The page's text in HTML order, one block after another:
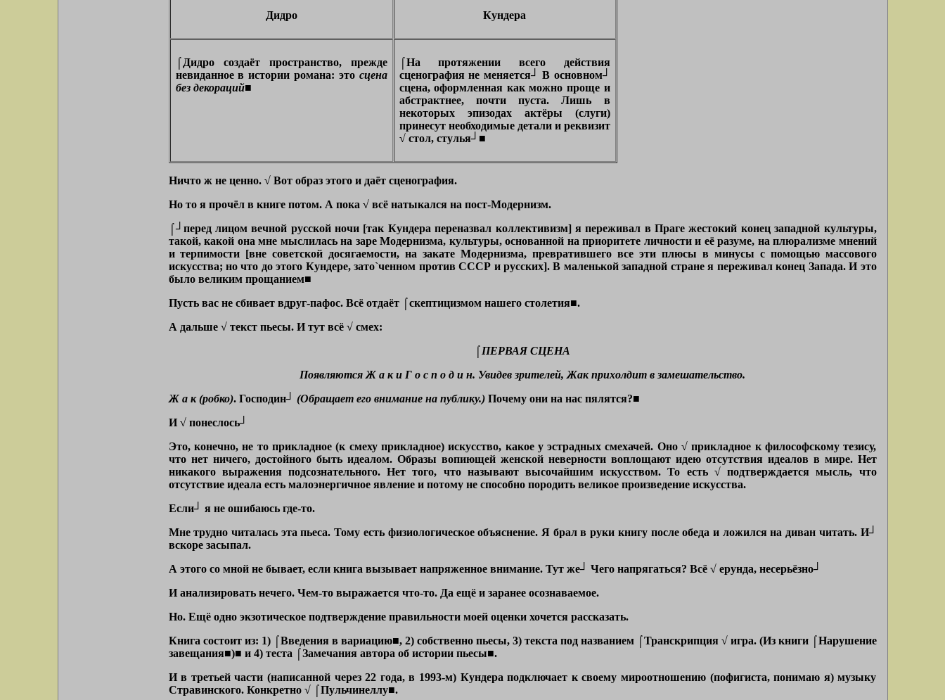
Дидро Кундера
⌠Дидро создаёт пространство, прежде
невиданное в истории романа: это сцена
без декораций■
⌠На протяжении всего действия
сценография не меняется┘ В основном┘
сцена, оформленная как можно проще и
абстрактнее, почти пуста. Лишь в
некоторых эпизодах актёры (слуги)
принесут необходимые детали и реквизит
√ стол, стулья┘■
Ничто ж не ценно. √ Вот образ этого и даёт сценография.
Но то я прочёл в книге потом. А пока √ всё натыкался на пост-Модернизм.
⌠┘перед лицом вечной русской ночи [так Кундера переназвал коллективизм]я переживал в Праге жестокий конец западной культуры,
такой, какой она мне мыслилась на заре Модернизма, культуры, основанной на приоритете личности и её разуме, на плюрализме мнений
и терпимости [вне советской досягаемости, на закате Модернизма, превратившего все эти плюсы в минусы с помощью массового
искусства; но что до этого Кундере, зато`ченном против СССР и русских]. В маленькой западной стране я переживал конец Запада. И это
было великим прощанием■
Пусть вас не сбивает вдруг-пафос. Всё отдаёт ⌠скептицизмом нашего столетия■.
А дальше √ текст пьесы. И тут всё √ смех:
⌠ПЕРВАЯ СЦЕНА
Появляются Ж а к и Г о с п о д и н. Увидев зрителей, Жак прихолдит в замешательство.
Ж а к (робко). Господин┘ (Обращает его внимание на публику.) Почему они на нас пялятся?■
И √ понеслось┘
Это, конечно, не то прикладное (к смеху прикладное) искусство, какое у эстрадных смехачей. Оно √ прикладное к философскому тезису,
что нет ничего, достойного быть идеалом. Образы вопиющей женской неверности воплощают идею отсутствия идеалов в мире. Нет
никакого выражения подсознательного. Нет того, что называют высочайшим искусством. То есть √ подтверждается мысль, что
отсутствие идеала есть малоэнергичное явление и потому не способно породить великое произведение искусства.
Если┘ я не ошибаюсь где-то.
Мне трудно читалась эта пьеса. Тому есть физиологическое объяснение. Я брал в руки книгу после обеда и ложился на диван читать. И┘
вскоре засыпал.
А этого со мной не бывает, если книга вызывает напряженное внимание. Тут же┘ Чего напрягаться? Всё √ ерунда, несерьёзно┘
И анализировать нечего. Чем-то выражается что-то. Да ещё и заранее осознаваемое.
Но. Ещё одно экзотическое подтверждение правильности моей оценки хочется рассказать.
Книга состоит из: 1) ⌠Введения в вариацию■, 2) собственно пьесы, 3) текста под названием ⌠Транскрипция √ игра. (Из книги ⌠Нарушение
завещания■)■ и 4) теста ⌠Замечания автора об истории пьесы■.
И в третьей части (написанной через 22 года, в 1993-м) Кундера подключает к своему мироотношению (пофигиста, понимаю я) музыку
Стравинского. Конкретно √ ⌠Пульчинеллу■.